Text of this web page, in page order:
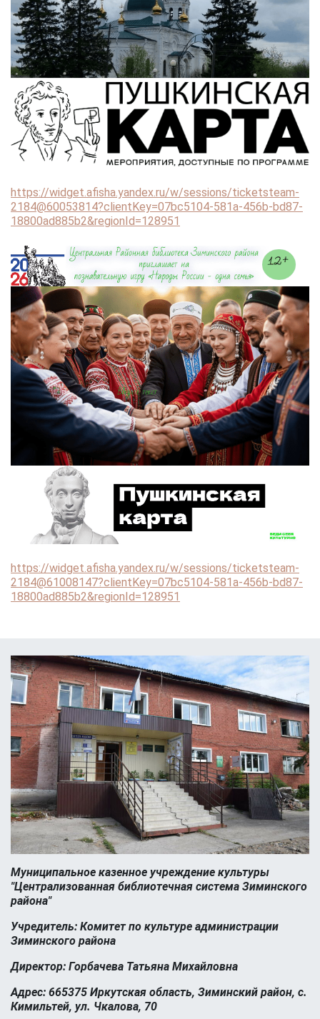
https://widget.afisha.yandex.ru/w/sessions/ticketsteam-
2184@60053814?clientKey=07bc5104-581a-456b-bd87-
18800ad885b2&regionId=128951
https://widget.afisha.yandex.ru/w/sessions/ticketsteam-
2184@61008147?clientKey=07bc5104-581a-456b-bd87-
18800ad885b2&regionId=128951
Муниципальное казенное учреждение культуры
"Централизованная библиотечная система Зиминского
района"
Учредитель: Комитет по культуре администрации
Зиминского района
Директор: Горбачева Татьяна Михайловна
Адрес: 665375 Иркутская область, Зиминский район, с.
Кимильтей, ул. Чкалова, 70